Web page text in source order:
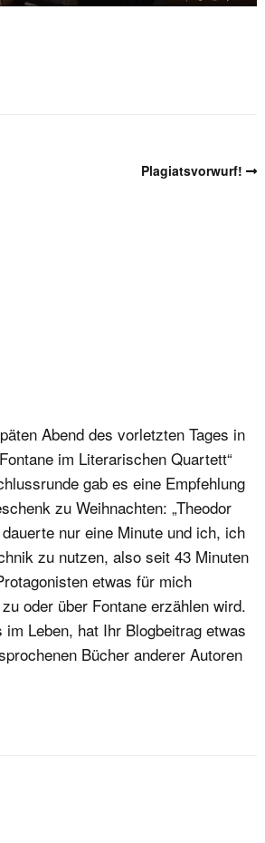
Plagiatsvorwurf!
Abend des vorletzten Tages in
im Literarischen Quartett“
gab es eine Empfehlung
zu Weihnachten: „Theodor
nur eine Minute und ich, ich
zu nutzen, also seit 43 Minuten
etwas für mich
oder über Fontane erzählen wird.
Leben, hat Ihr Blogbeitrag etwas
Bücher anderer Autoren